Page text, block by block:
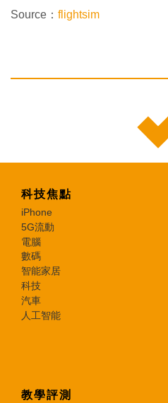
Source： flightsim
科技焦點
iPhone
5G流動
電腦
數碼
智能家居
科技
汽車
人工智能
教學評測